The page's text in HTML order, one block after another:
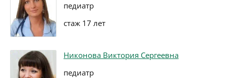
педиатр
стаж 17 лет
Никонова Виктория Сергеевна
педиатр